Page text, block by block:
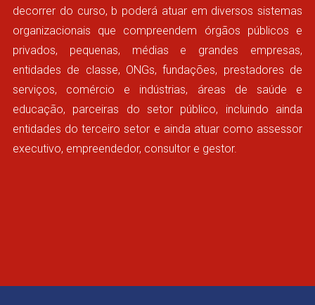
decorrer do curso, b poderá atuar em diversos sistemas
organizacionais que compreendem órgãos públicos e
privados, pequenas, médias e grandes empresas,
entidades de classe, ONGs, fundações, prestadores de
serviços, comércio e indústrias, áreas de saúde e
educação, parceiras do setor público, incluindo ainda
entidades do terceiro setor e ainda atuar como assessor
executivo, empreendedor, consultor e gestor.